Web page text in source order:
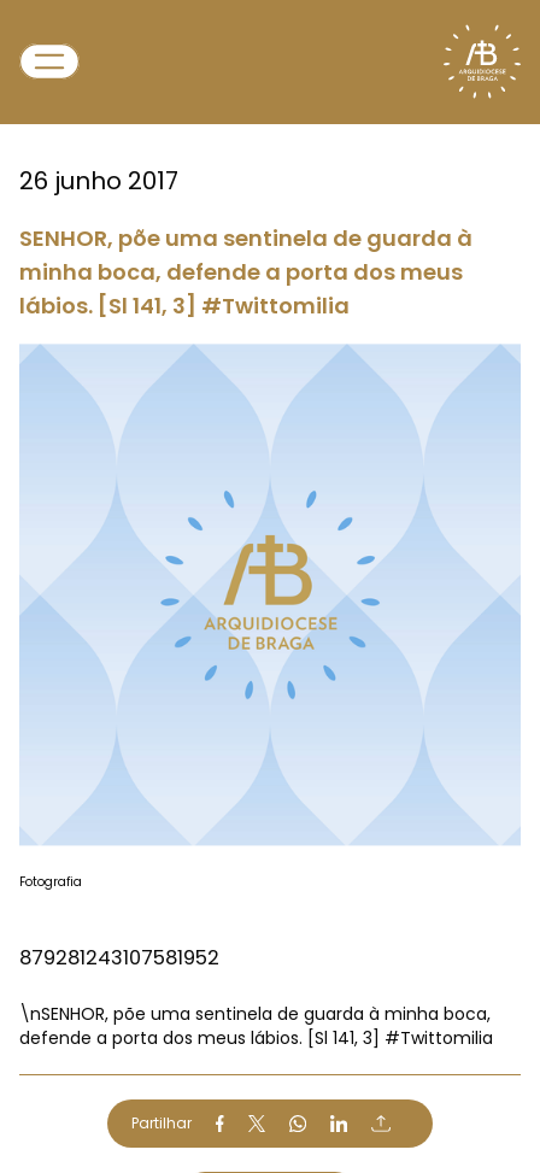
26 junho 2017
SENHOR, põe uma sentinela de guarda à
minha boca, defende a porta dos meus
lábios. [Sl 141, 3] #Twittomilia
Fotografia
879281243107581952
\nSENHOR, põe uma sentinela de guarda à minha boca,
defende a porta dos meus lábios. [Sl 141, 3] #Twittomilia
Partilhar